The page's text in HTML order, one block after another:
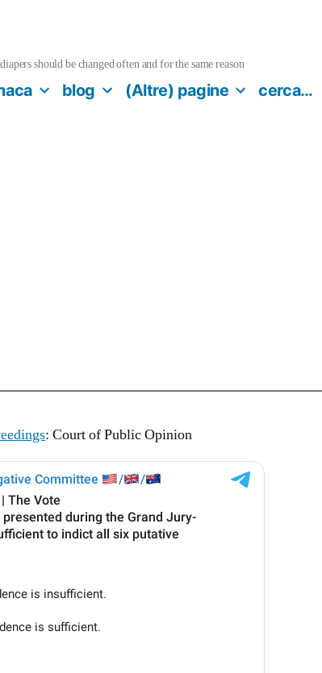
should be changed often and for the same reason
blog (Altre) pagine cerca…
: Court of Public Opinion